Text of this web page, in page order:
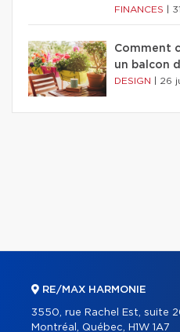
FINANCES
Comment
un balcon
DESIGN 26
RE/MAX HARMONIE
3550, rue Rachel Est, suite
Montréal, Québec, H1W 1A7